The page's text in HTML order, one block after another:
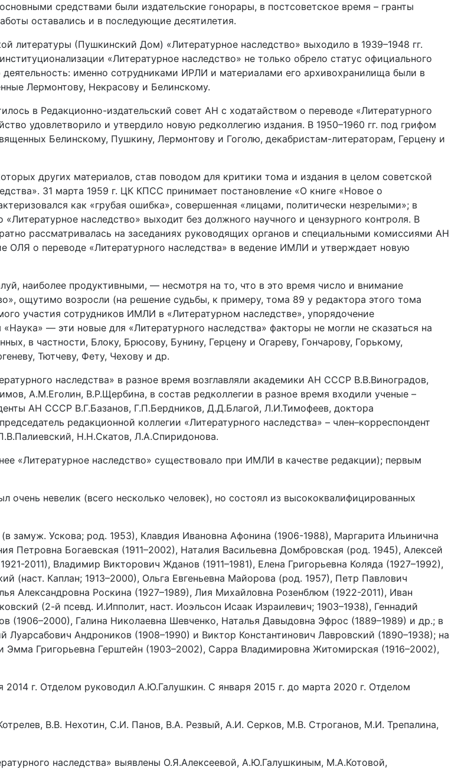
средствами были издательские гонорары, в постсоветское время – гранты
оставались и в последующие десятилетия.
литературы (Пушкинский Дом) «Литературное наследство» выходило в 1939–1948 гг.
«Литературное наследство» не только обрело статус официального
именно сотрудниками ИРЛИ и материалами его архивохранилища были в
Лермонтову, Некрасову и Белинскому.
в Редакционно-издательский совет АН с ходатайством о переводе «Литературного
удовлетворило и утвердило новую редколлегию издания. В 1950–1960 гг. под грифом
Белинскому, Пушкину, Лермонтову и Гоголю, декабристам-литераторам, Герцену и
других материалов, став поводом для критики тома и издания в целом советской
31 марта 1959 г. ЦК КПСС принимает постановление «О книге «Новое о
как «грубая ошибка», совершенная «лицами, политически незрелыми»; в
наследство» выходит без должного научного и цензурного контроля. В
рассматривалась на заседаниях руководящих органов и специальными комиссиями АН
о переводе «Литературного наследства» в ведение ИМЛИ и утверждает новую
наиболее продуктивными, — несмотря на то, что в это время число и внимание
ощутимо возросли (на решение судьбы, к примеру, тома 89 у редактора этого тома
участия сотрудников ИМЛИ в «Литературном наследстве», упорядочение
— эти новые для «Литературного наследства» факторы не могли не сказаться на
в частности, Блоку, Брюсову, Бунину, Герцену и Огареву, Гончарову, Горькому,
Тютчеву, Фету, Чехову и др.
наследства» в разное время возглавляли академики АН СССР В.В.Виноградов,
А.М.Еголин, В.Р.Щербина, в состав редколлегии в разное время входили ученые –
АН СССР В.Г.Базанов, Г.П.Бердников, Д.Д.Благой, Л.И.Тимофеев, доктора
редакционной коллегии «Литературного наследства» – член–корреспондент
Н.Н.Скатов, Л.А.Спиридонова.
«Литературное наследство» существовало при ИМЛИ в качестве редакции); первым
очень невелик (всего несколько человек), но состоял из высококвалифицированных
замуж. Ускова; род. 1953), Клавдия Ивановна Афонина (1906-1988), Маргарита Ильинична
Петровна Богаевская (1911–2002), Наталия Васильевна Домбровская (род. 1945), Алексей
2011), Владимир Викторович Жданов (1911–1981), Елена Григорьевна Коляда (1927–1992),
(наст. Каплан; 1913–2000), Ольга Евгеньевна Майорова (род. 1957), Петр Павлович
Александровна Роскина (1927–1989), Лия Михайловна Розенблюм (1922-2011), Иван
(2-й псевд. И.Ипполит, наст. Иоэльсон Исаак Израилевич; 1903–1938), Геннадий
(1906–2000), Галина Николаевна Шевченко, Наталья Давыдовна Эфрос (1889–1989) и др.; в
Андроников (1908–1990) и Виктор Константинович Лавровский (1890–1938); на
Эмма Григорьевна Герштейн (1903–2002), Сарра Владимировна Житомирская (1916–2002),
г. Отделом руководил А.Ю.Галушкин. С января 2015 г. до марта 2020 г. Отделом
В.В. Нехотин, С.И. Панов, В.А. Резвый, А.И. Серков, М.В. Строганов, М.И. Трепалина,
наследства» выявлены О.Я.Алексеевой, А.Ю.Галушкиным, М.А.Котовой,